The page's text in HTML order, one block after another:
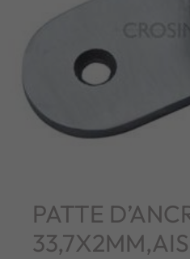
PATTE